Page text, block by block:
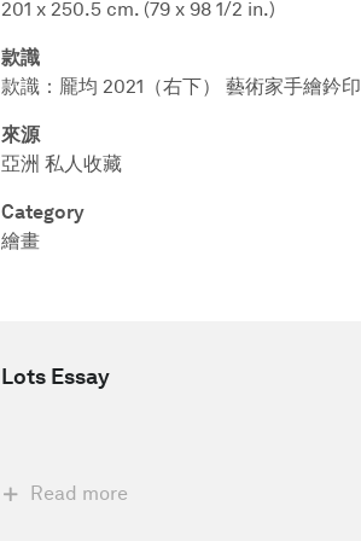
201 x 250.5 cm. (79 x 98 1/2 in.)
款識
款識：龎均 2021（右下） 藝術家手繪鈐
來源
亞洲 私人收藏
Category
繪畫
Lots Essay
Read more